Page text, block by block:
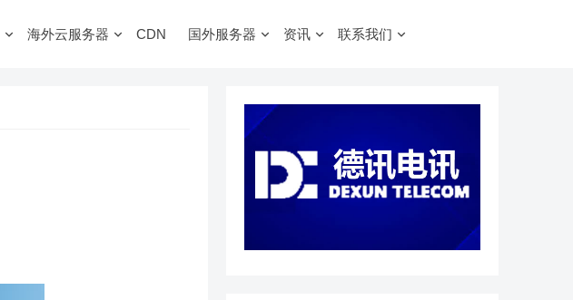
海外云服务器 CDN 国外服务器 资讯 联系我们